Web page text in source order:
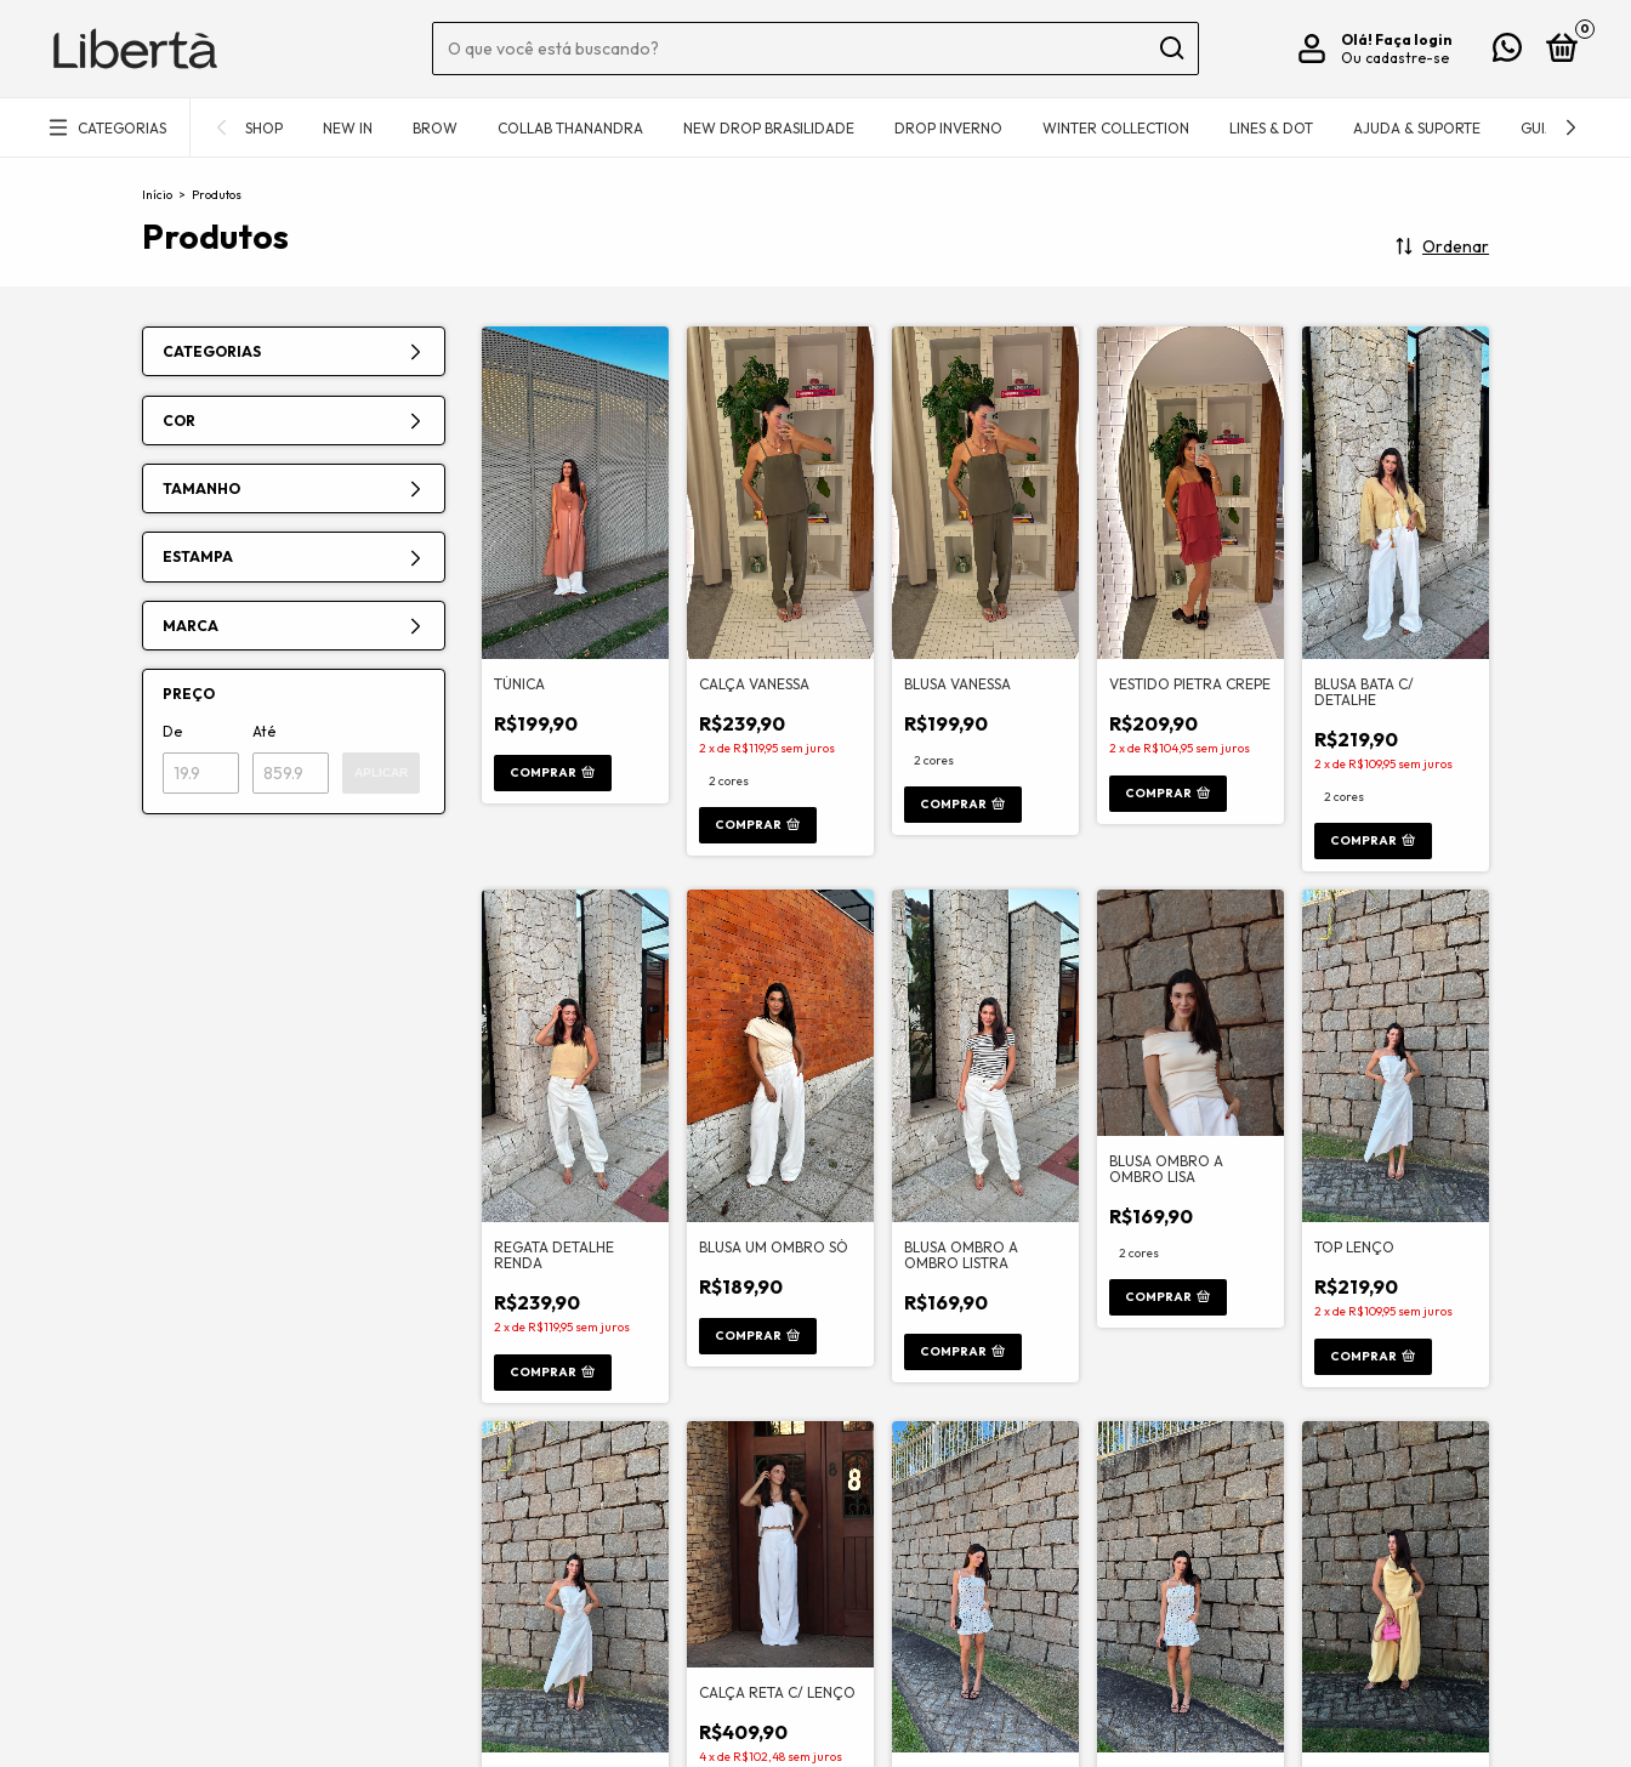
Olá! Faça login
Ou cadastre-se
0
CATEGORIAS SHOP NEW IN BROW COLLAB THANANDRA NEW DROP BRASILIDADE DROP INVERNO WINTER COLLECTION LINES & DOT AJUDA & SUPORTE GUIA DE
Início > Produtos
Produtos Ordenar
CATEGORIAS
COR
TAMANHO
ESTAMPA
MARCA
PREÇO
De Até
TÚNICA
R$199,90
COMPRAR
CALÇA VANESSA
R$239,90
2xde R$119,95 sem juros
2 cores
COMPRAR
BLUSA VANESSA
R$199,90
2 cores
COMPRAR
VESTIDO PIETRA CREPE
R$209,90
2xde R$104,95 sem juros
COMPRAR
BLUSA BATA C/
DETALHE
R$219,90
2xde R$109,95 sem juros
2 cores
COMPRAR
REGATA DETALHE
RENDA
R$239,90
2 xde R$119,95 sem juros
COMPRAR
BLUSA UM OMBRO SÓ
R$189,90
COMPRAR
BLUSA OMBRO A
OMBRO LISTRA
R$169,90
COMPRAR
BLUSA OMBRO A
OMBRO LISA
R$169,90
2 cores
COMPRAR
TOP LENÇO
R$219,90
2 xde R$109,95 sem juros
COMPRAR
CALÇA RETA C/ LENÇO
R$409,90
4xde R$102,48 sem juros